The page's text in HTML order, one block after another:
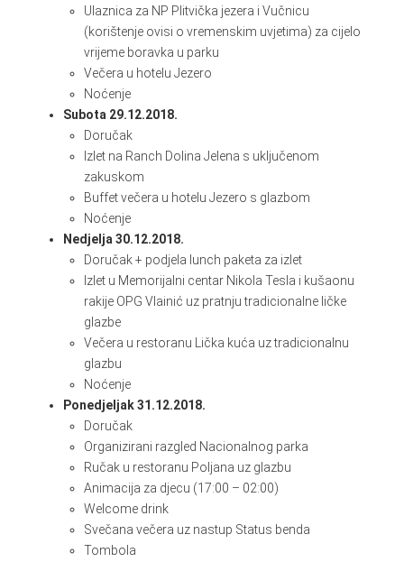
Ulaznica za NP Plitvička jezera i Vučnicu
(korištenje ovisi o vremenskim uvjetima) za cijelo
vrijeme boravka u parku
Večera u hotelu Jezero
Noćenje
Subota 29.12.2018.
Doručak
Izlet na Ranch Dolina Jelena s uključenom
zakuskom
Buffet večera u hotelu Jezero s glazbom
Noćenje
Nedjelja 30.12.2018.
Doručak + podjela lunch paketa za izlet
Izlet u Memorijalni centar Nikola Tesla i kušaonu
rakije OPG Vlainić uz pratnju tradicionalne ličke
glazbe
Večera u restoranu Lička kuća uz tradicionalnu
glazbu
Noćenje
Ponedjeljak 31.12.2018.
Doručak
Organizirani razgled Nacionalnog parka
Ručak u restoranu Poljana uz glazbu
Animacija za djecu (17:00 – 02:00)
Welcome drink
Svečana večera uz nastup Status benda
Tombola